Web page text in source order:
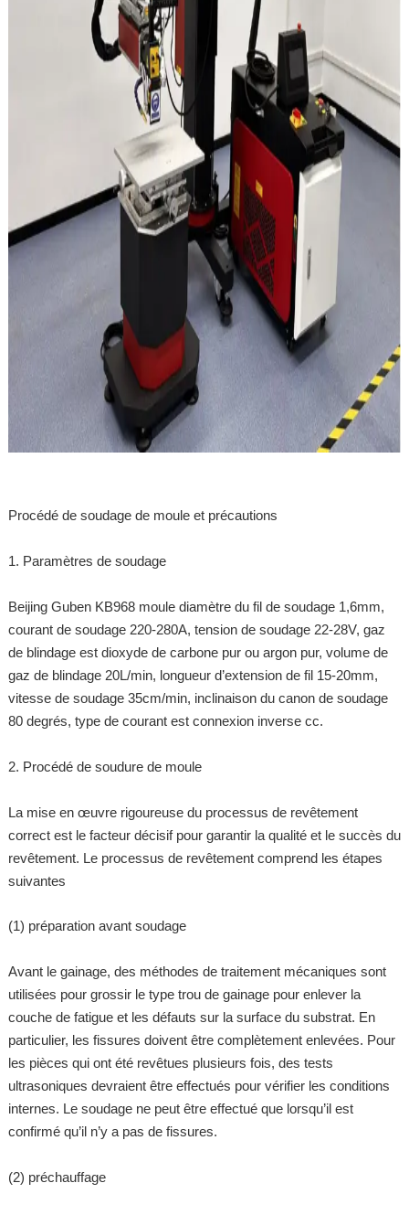
Procédé de soudage de moule et précautions
1. Paramètres de soudage
Beijing Guben KB968 moule diamètre du fil de soudage 1,6mm,
courant de soudage 220-280A, tension de soudage 22-28V, gaz
de blindage est dioxyde de carbone pur ou argon pur, volume de
gaz de blindage 20L/min, longueur d’extension de fil 15-20mm,
vitesse de soudage 35cm/min, inclinaison du canon de soudage
80 degrés, type de courant est connexion inverse cc.
2. Procédé de soudure de moule
La mise en œuvre rigoureuse du processus de revêtement
correct est le facteur décisif pour garantir la qualité et le succès du
revêtement. Le processus de revêtement comprend les étapes
suivantes
(1) préparation avant soudage
Avant le gainage, des méthodes de traitement mécaniques sont
utilisées pour grossir le type trou de gainage pour enlever la
couche de fatigue et les défauts sur la surface du substrat. En
particulier, les fissures doivent être complètement enlevées. Pour
les pièces qui ont été revêtues plusieurs fois, des tests
ultrasoniques devraient être effectués pour vérifier les conditions
internes. Le soudage ne peut être effectué que lorsqu’il est
confirmé qu’il n’y a pas de fissures.
(2) préchauffage